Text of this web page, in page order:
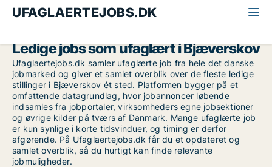
UFAGLAERTEJOBS.DK
Ledige jobs som ufaglært i Bjæverskov
Ufaglaertejobs.dk samler ufaglærte job fra hele det danske
jobmarked og giver et samlet overblik over de fleste ledige
stillinger i Bjæverskov ét sted. Platformen bygger på et
omfattende datagrundlag, hvor jobannoncer løbende
indsamles fra jobportaler, virksomheders egne jobsektioner
og øvrige kilder på tværs af Danmark. Mange ufaglærte job
er kun synlige i korte tidsvinduer, og timing er derfor
afgørende. På Ufaglaertejobs.dk får du et opdateret og
samlet overblik, så du hurtigt kan finde relevante
jobmuligheder.